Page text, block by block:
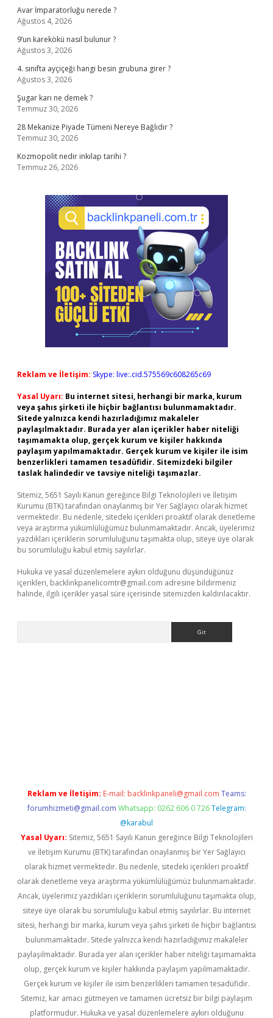
Avar İmparatorluğu nerede ?
Ağustos 4, 2026
9’un karekökü nasıl bulunur ?
Ağustos 3, 2026
4. sınıfta ayçiçeği hangi besin grubuna girer ?
Ağustos 3, 2026
Şugar karı ne demek ?
Temmuz 30, 2026
28 Mekanize Piyade Tümeni Nereye Bağlıdır ?
Temmuz 30, 2026
Kozmopolit nedir inkılap tarihi ?
Temmuz 26, 2026
Reklam ve İletişim: Skype: live:.cid.575569c608265c69
Yasal Uyarı: Bu internet sitesi, herhangi bir marka, kurum
veya şahıs şirketi ile hiçbir bağlantısı bulunmamaktadır.
Sitede yalnızca kendi hazırladığımız makaleler
paylaşılmaktadır. Burada yer alan içerikler haber niteliği
taşımamakta olup, gerçek kurum ve kişiler hakkında
paylaşım yapılmamaktadır. Gerçek kurum ve kişiler ile isim
benzerlikleri tamamen tesadüfidir. Sitemizdeki bilgiler
taslak halindedir ve tavsiye niteliği taşımazlar.
Sitemiz, 5651 Sayılı Kanun gereğince Bilgi Teknolojileri ve İletişim
Kurumu (BTK) tarafından onaylanmış bir Yer Sağlayıcı olarak hizmet
vermektedir. Bu nedenle, sitedeki içerikleri proaktif olarak denetleme
veya araştırma yükümlülüğümüz bulunmamaktadır. Ancak, üyelerimiz
yazdıkları içeriklerin sorumluluğunu taşımakta olup, siteye üye olarak
bu sorumluluğu kabul etmiş sayılırlar.
Hukuka ve yasal düzenlemelere aykırı olduğunu düşündüğünüz
içerikleri, backlinkpanelicomtr@gmail.com adresine bildirmeniz
halinde, ilgili içerikler yasal süre içerisinde sitemizden kaldırılacaktır.
Reklam ve İletişim: E-mail: backlinkpaneli@gmail.com Teams:
forumhizmeti@gmail.com Whatsapp: 0262 606 0 726 Telegram:
@karabul
Yasal Uyarı: Sitemiz, 5651 Sayılı Kanun gereğince Bilgi Teknolojileri
ve İletişim Kurumu (BTK) tarafından onaylanmış bir Yer Sağlayıcı
olarak hizmet vermektedir. Bu nedenle, sitedeki içerikleri proaktif
olarak denetleme veya araştırma yükümlülüğümüz bulunmamaktadır.
Ancak, üyelerimiz yazdıkları içeriklerin sorumluluğunu taşımakta olup,
siteye üye olarak bu sorumluluğu kabul etmiş sayılırlar. Bu internet
sitesi, herhangi bir marka, kurum veya şahıs şirketi ile hiçbir bağlantısı
bulunmamaktadır. Sitede yalnızca kendi hazırladığımız makaleler
paylaşılmaktadır. Burada yer alan içerikler haber niteliği taşımamakta
olup, gerçek kurum ve kişiler hakkında paylaşım yapılmamaktadır.
Gerçek kurum ve kişiler ile isim benzerlikleri tamamen tesadüfidir.
Sitemiz, kar amacı gütmeyen ve tamamen ücretsiz bir bilgi paylaşım
platformudur. Hukuka ve yasal düzenlemelere aykırı olduğunu